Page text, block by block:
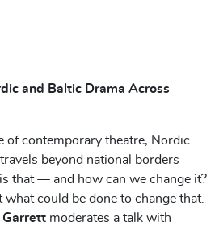
and Baltic Drama Across
of contemporary theatre, Nordic
beyond national borders
that — and how can we change it?
what could be done to change that.
Garrett moderates a talk with